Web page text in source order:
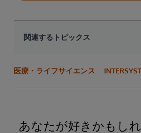
関連するトピックス
医療・ライフサイエンス
あなたが好きかもし